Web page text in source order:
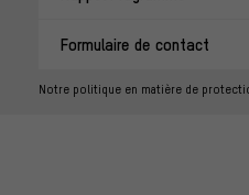
Formulaire de contact
Notre politique en matière de